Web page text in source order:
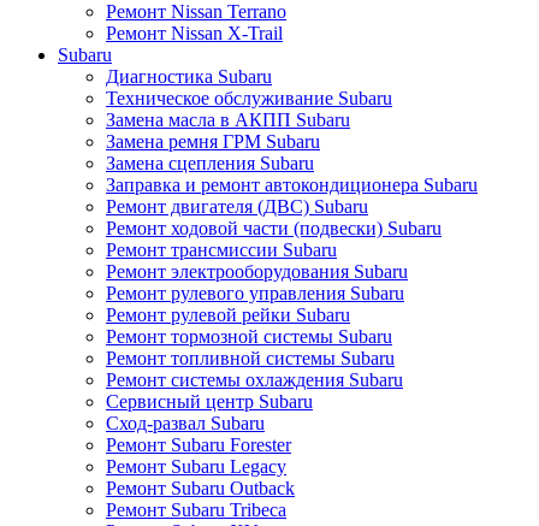
Ремонт Nissan Terrano
Ремонт Nissan X-Trail
Subaru
Диагностика Subaru
Техническое обслуживание Subaru
Замена масла в АКПП Subaru
Замена ремня ГРМ Subaru
Замена сцепления Subaru
Заправка и ремонт автокондиционера Subaru
Ремонт двигателя (ДВС) Subaru
Ремонт ходовой части (подвески) Subaru
Ремонт трансмиссии Subaru
Ремонт электрооборудования Subaru
Ремонт рулевого управления Subaru
Ремонт рулевой рейки Subaru
Ремонт тормозной системы Subaru
Ремонт топливной системы Subaru
Ремонт системы охлаждения Subaru
Сервисный центр Subaru
Сход-развал Subaru
Ремонт Subaru Forester
Ремонт Subaru Legacy
Ремонт Subaru Outback
Ремонт Subaru Tribeca